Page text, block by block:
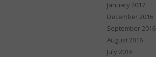
January 2017
December 2016
September 2016
August 2016
July 2016